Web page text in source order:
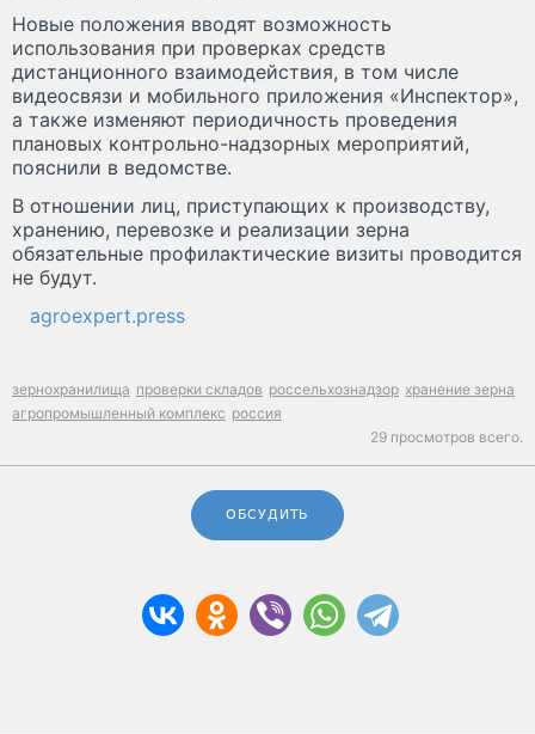
Новые положения вводят возможность
использования при проверках средств
дистанционного взаимодействия, в том числе
видеосвязи и мобильного приложения «Инспектор»,
а также изменяют периодичность проведения
плановых контрольно-надзорных мероприятий,
пояснили в ведомстве.
В отношении лиц, приступающих к производству,
хранению, перевозке и реализации зерна
обязательные профилактические визиты проводится
не будут.
agroexpert.press
зернохранилища проверки складов россельхознадзор хранение зерна
агропромышленный комплекс россия
29 просмотров всего.
ОБСУДИТЬ